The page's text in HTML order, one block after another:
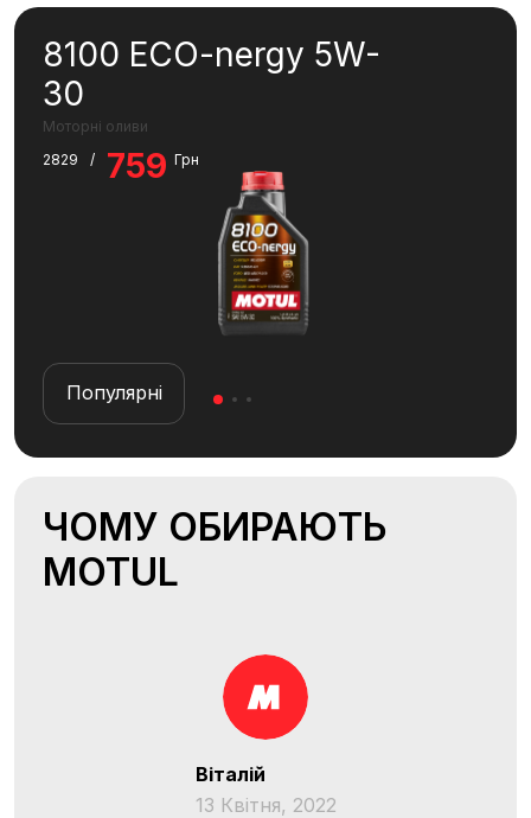
8100 ECO-nergy 5W-
30
Моторні оливи
2829
/ 759 Грн
Популярні
ЧОМУ ОБИРАЮТЬ
MOTUL
Віталій
13 Квітня, 2022